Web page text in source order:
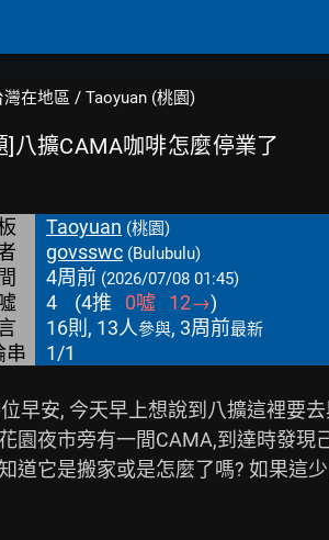
灣在地區 / Taoyuan (桃園)
]八擴CAMA咖啡怎麼停業了
Taoyuan (桃園)
govsswc (Bulubulu)
4周前 (2026/07/08 01:45)
4 (4推 0噓 12→)
16則, 13人參與, 3周前最新
串 1/1
早安, 今天早上想說到八擴這裡要
園夜市旁有一間CAMA,到達時發現
道它是搬家或是怎麼了嗎? 如果這